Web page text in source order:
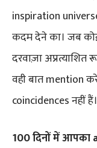
inspiration
कदम देने का। जब
दरवाज़ा
वही बात mention
coincidences नहीं
100 दिनों में